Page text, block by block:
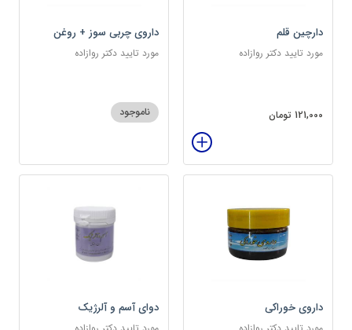
دارچین قلم
مورد تایید دکتر روازاده
121,000 تومان
داروی چربی سوز + روغن
مکمل
مورد تایید دکتر روازاده
ناموجود
داروی خوراکی دوای آسم و آلرژیک